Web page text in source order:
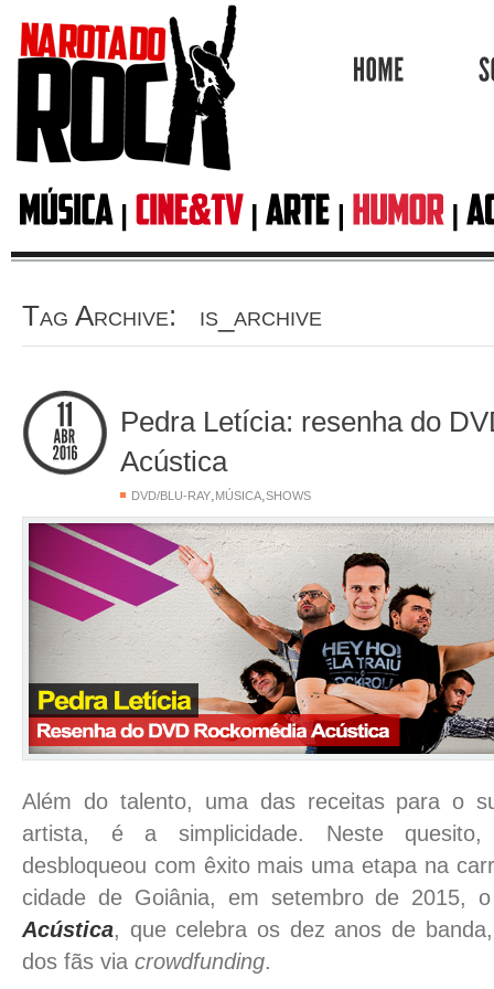
Tag Archive: is_archive
Pedra Letícia: resenha do
Acústica
DVD/BLU-RAY, MÚSICA,SHOWS
Além do talento, uma das receitas para o
artista, é a simplicidade. Neste
desbloqueou com êxito mais uma etapa na
cidade de Goiânia, em setembro de 2015,
Acústica, que celebra os dez anos de
dos fãs via crowdfunding.